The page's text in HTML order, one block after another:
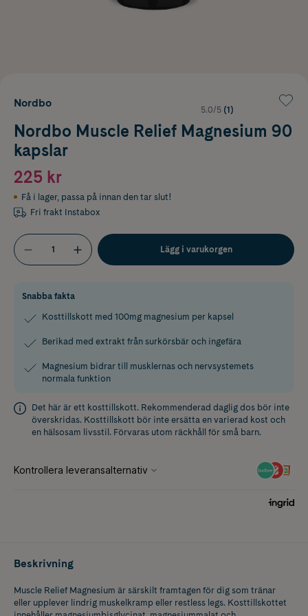
Nordbo
5.0/5 (1)
Nordbo Muscle Relief Magnesium 90
kapslar
225 kr
Få i lager, passa på innan den tar slut!
Fri frakt Instabox
Lägg i varukorgen
Snabba fakta
Kosttillskott med 100mg magnesium per kapsel
Berikad med extrakt från surkörsbär och ingefära
Magnesium bidrar till musklernas och nervsystemets
normala funktion
Det här är ett kosttillskott. Rekommenderad daglig dos bör inte
överskridas. Kosttillskott bör inte ersätta en varierad kost och
en hälsosam livsstil. Förvaras utom räckhåll för små barn.
Beskrivning
Muscle Relief Magnesium är särskilt framtagen för dig som tränar
eller upplever lindrig muskelkramp eller restless legs. Kosttillskottet